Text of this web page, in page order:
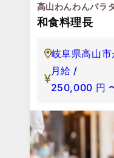
高山わんわんパラ
和食料理長
岐阜県高山
月給 /
250,000 円